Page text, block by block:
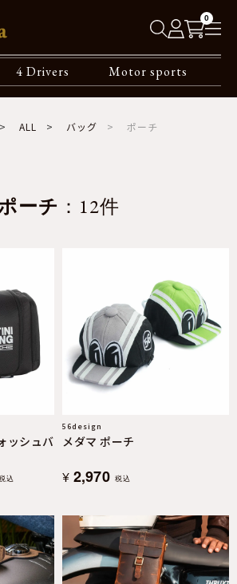
0
4 Drivers Motor sports
ALL バッグ ポーチ
ーチ ：12件
ッシュバ
込
56design
メダマ ポーチ
¥ 2,970 税込